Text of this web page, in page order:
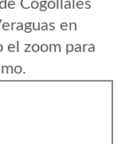
Cogollales
en
el zoom para